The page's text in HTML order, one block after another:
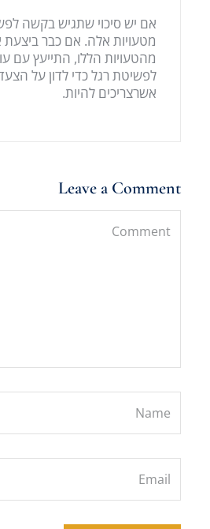
אם יש סיכוי שתגיש בקשה
מטעויות אלה. אם כבר ביצעת
מהטעויות הללו, התייעץ עם
לפשיטת רגל כדי לדון על
אשרצריכים להיות.
Leave a Comment